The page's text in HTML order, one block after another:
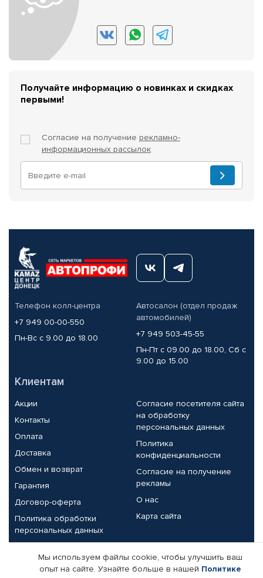
Получайте информацию о новинках и скидках
первыми!
Согласие на получение рекламно-
информационных рассылок
Телефон колл-центра
+7 949 00-00-550
Пн-Вс с 9.00 до 18.00
Автосалон (отдел продаж
автомобилей)
+7 949 503-45-55
Пн-Пт с 09.00 до 18.00, Сб с
9.00 до 15.00
Клиентам
Акции
Контакты
Оплата
Доставка
Обмен и возврат
Гарантия
Договор-оферта
Политика обработки
персональных данных
Согласие посетителя сайта
на обработку
персональных данных
Политика
конфиденциальности
Согласие на получение
рекламы
О нас
Карта сайта
Партнерам
Мы используем файлы cookie, чтобы улучшить ваш
опыт на сайте. Узнайте больше в нашей Политике